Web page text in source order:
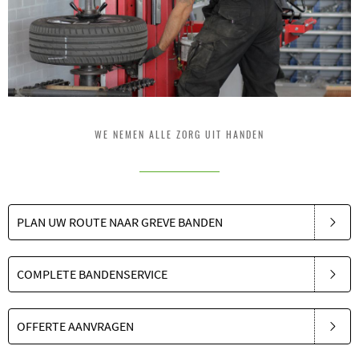
WE NEMEN ALLE ZORG UIT HANDEN
PLAN UW ROUTE NAAR GREVE BANDEN
COMPLETE BANDENSERVICE
OFFERTE AANVRAGEN